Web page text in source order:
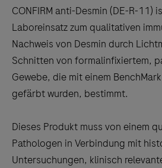
to
scroll
between
the
tabs
CONFIRM anti-Desmin (DE-R-11)
Laboreinsatz zum qualitativen
Nachweis von Desmin durch
Schnitten von formalinfixiertem,
Gewebe, die mit einem
gefärbt wurden, bestimmt.
Dieses Produkt muss von einem
Pathologen in Verbindung mit
Untersuchungen, klinisch